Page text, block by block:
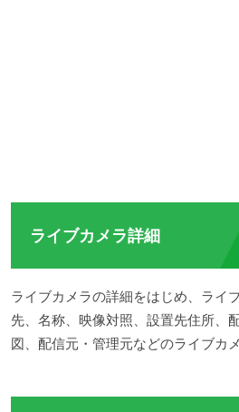
ライブカメラ詳細
ライブカメラの詳細をはじめ、ライ
先、名称、映像対照、設置先住所、
図、配信元・管理元などのライブカ